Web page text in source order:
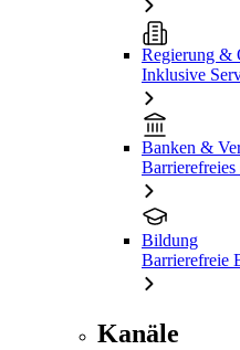
Regierung &
Inklusive
Banken &
Bildung
Barrierefreie
Kanäle